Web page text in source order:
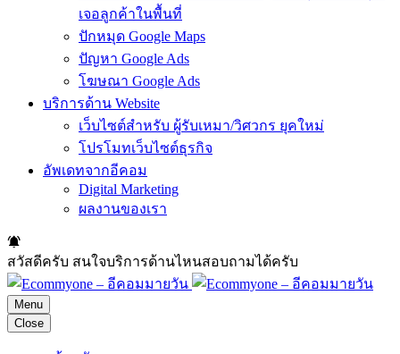
เจอลูกค้าในพื้นที่
ปักหมุด Google Maps
ปัญหา Google Ads
โฆษณา Google Ads
บริการด้าน Website
เว็บไซต์สำหรับ ผู้รับเหมา/วิศวกร ยุคใหม่
โปรโมทเว็บไซต์ธุรกิจ
อัพเดทจากอีคอม
Digital Marketing
ผลงานของเรา
สวัสดีครับ สนใจบริการด้านไหนสอบถามได้ครับ
Menu
Close